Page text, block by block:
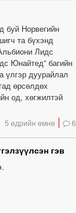
буй Норвегийн
та бүхэнд
Лидс
Юнайтед” багийн
үлгэр дуурайлал
өрсөлдөх
од, хөгжилтэй
5 өдрийн өмнө 6
гэв